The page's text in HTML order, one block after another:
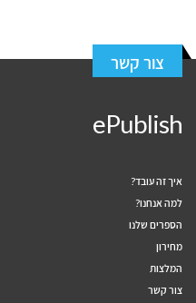
צור קשר
ePublish
איך זה עובד?
למה אנחנו?
הספרים שלנו
מחירון
המלצות
צור קשר